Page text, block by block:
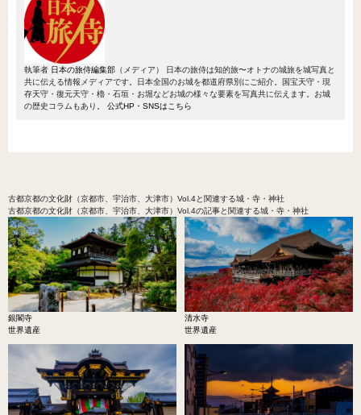
執筆者 日本の旅侍編集部 （メディア）
日本の旅侍は知的旅〜オトナの城旅を城写真と
共に伝える情報メディアです。日本全国のお城を都道府県別にご紹介。国宝天守・現
存天守・復元天守・櫓・石垣・お堀などお城の様々な要素を写真共に伝えます。お城
の歴史コラムもあり。
公式HP・SNSはこちら
古都京都の文化財（京都市、宇治市、大津市）Vol.4と関連する城・寺・神社
古都京都の文化財（京都市、宇治市、大津市）Vol.4の記事と関連する城・寺・神社
銀閣寺
世界遺産
清水寺
世界遺産